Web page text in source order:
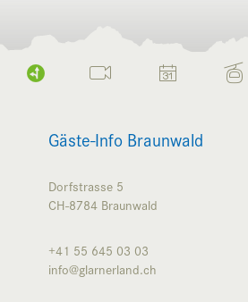
Gäste-Info Braunwald
Dorfstrasse 5
CH-8784 Braunwald
+41 55 645 03 03
info@glarnerland.ch